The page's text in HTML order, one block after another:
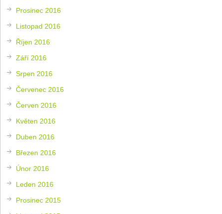
Prosinec 2016
Listopad 2016
Říjen 2016
Září 2016
Srpen 2016
Červenec 2016
Červen 2016
Květen 2016
Duben 2016
Březen 2016
Únor 2016
Leden 2016
Prosinec 2015